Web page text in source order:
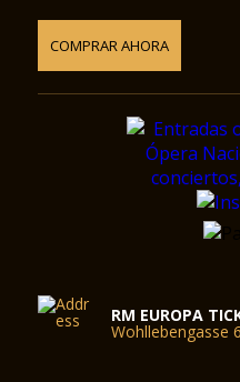
COMPRAR AHORA
RM EUROPA
Wohllebengasse